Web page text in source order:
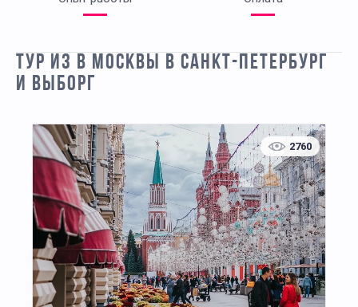
ТУР ИЗ В МОСКВЫ В САНКТ-ПЕТЕРБУРГ
И ВЫБОРГ
2760